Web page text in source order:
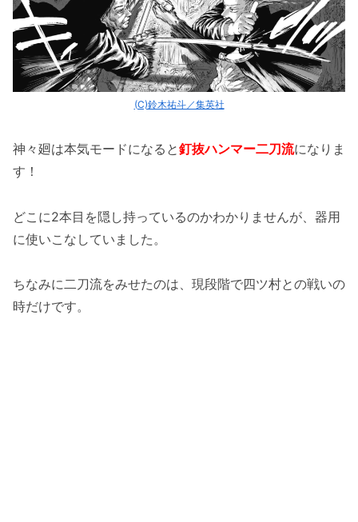
(C)鈴木祐斗／集英社
神々廻は本気モードになると釘抜ハンマー二刀流になりま
す！
どこに2本目を隠し持っているのかわかりませんが、器用
に使いこなしていました。
ちなみに二刀流をみせたのは、現段階で四ツ村との戦いの
時だけです。